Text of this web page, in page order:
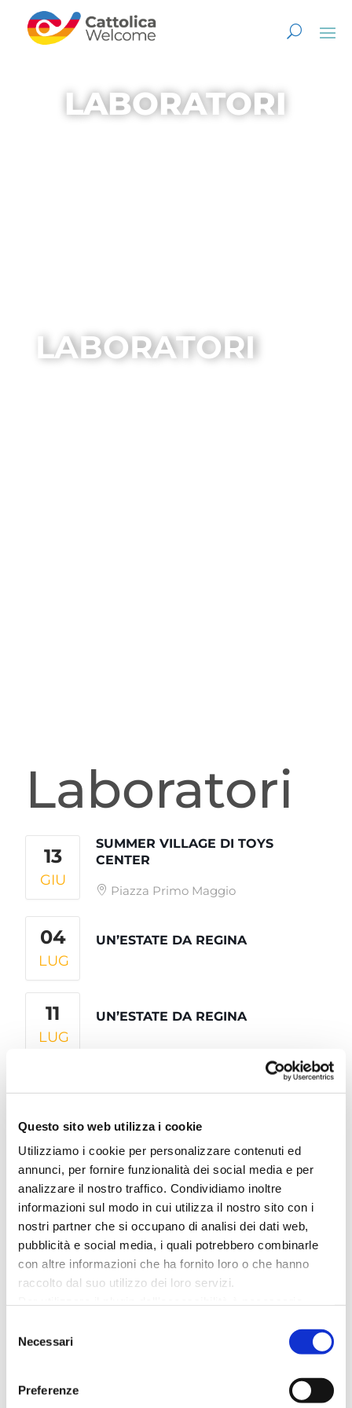
Questo sito web utilizza i cookie
Utilizziamo i cookie per personalizzare contenuti ed
annunci, per fornire funzionalità dei social media e per
analizzare il nostro traffico. Condividiamo inoltre
informazioni sul modo in cui utilizza il nostro sito con i
nostri partner che si occupano di analisi dei dati web,
pubblicità e social media, i quali potrebbero combinarle
con altre informazioni che ha fornito loro o che hanno
raccolto dal suo utilizzo dei loro servizi.
Per ulteriori informazioni è possibile consultare
Cookie Policy.
delNecessari
Preferenze
LABORATORI
LABORATORI
Laboratori
13
GIU
SUMMER VILLAGE DI TOYS
CENTER
Piazza Primo Maggio
04
LUG
UN’ESTATE DA REGINA
11
LUG
UN’ESTATE DA REGINA
18
LUG
25
LUG
UN’ESTATE DA REGINA
21
MAR
CATTOLICA CIOCCOLATO 2025
Piazza Primo Maggio
02
ESCURSIONI NELLE VALLI A DUE